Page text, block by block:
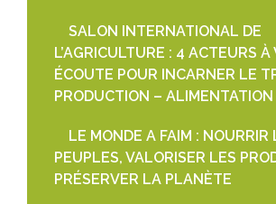
SALON INTERNATIONAL DE
L’AGRICULTURE : 4 ACTEURS À
ÉCOUTE POUR INCARNER LE
PRODUCTION – ALIMENTATION
LE MONDE A FAIM : NOURRIR
PEUPLES, VALORISER LES
PRÉSERVER LA PLANÈTE